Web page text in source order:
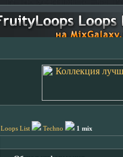
Loops List Techno 1 mix